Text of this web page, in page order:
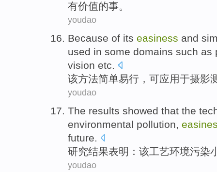
有价值的事。
youdao
Because of its easiness and
used in some domains such as
vision etc.
该方法简单易行 ， 可应用于摄影
youdao
The results showed that the
environmental pollution,
future.
研究结果表明 ： 该工艺环境污染
youdao